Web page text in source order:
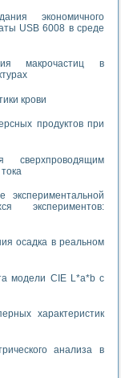
экономичного
USB 6008 в среде
макрочастиц в
крови
продуктов при
сверхпроводящим
экспериментальной
экспериментов:
осадка в реальном
модели CIE L*a*b с
характеристик
анализа в